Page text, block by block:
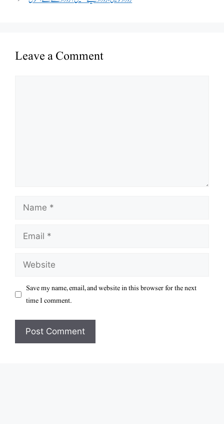
Leave a Comment
Name
Email
Website
Save my name, email, and website in this browser for the next
time I comment.